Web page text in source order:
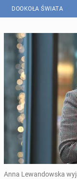
DOOKOŁA ŚWIATA
Anna Lewandowska